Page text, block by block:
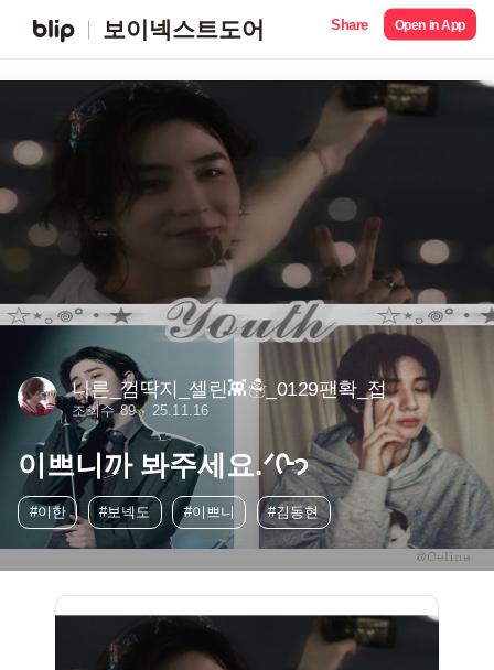
보이넥스트도어 Share Open in App
나른_껌딱지_셀린👾☃_0129팬확_접
조회수 89 25.11.16
이쁘니까 봐주세요.ᐟᢉ𐭩
#이한 #보넥도 #이쁘니 #김동현